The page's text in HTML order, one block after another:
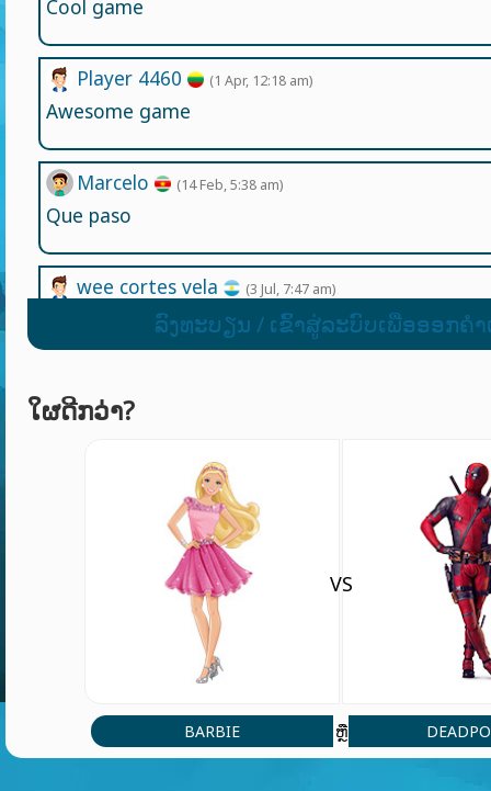
wee cortes vela (3 Jul, 7:47 am)
r8offrfgh
Marcelo (14 Feb, 5:38 am)
Que paso
Player 4460 (1 Apr, 12:18 am)
Awesome game
Cool game
ລົງທະບຽນ / ເຂົ້າສູ່ລະບົບເພື່ອອອກຄໍ
ໃຜດີກວ່າ?
BARBIE
VS
ຫຼື